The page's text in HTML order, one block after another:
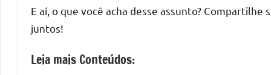
E aí, o que você acha desse assunto?
juntos!
Leia mais Conteúdos: